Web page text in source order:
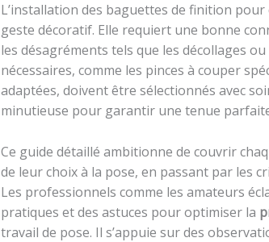
L’installation des baguettes de finition
geste décoratif. Elle requiert une bonne
les désagréments tels que les décollages
nécessaires, comme les pinces à couper
adaptées, doivent être sélectionnés avec
minutieuse pour garantir une tenue
Ce guide détaillé ambitionne de couvrir
de leur choix à la pose, en passant par les
Les professionnels comme les amateurs
pratiques et des astuces pour optimiser la
travail de pose. Il s’appuie sur des